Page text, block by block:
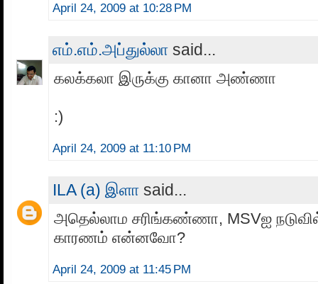
April 24, 2009 at 10:28 PM
எம்.எம்.அப்துல்லா said...
கலக்கலா இருக்கு கானா அண்ணா
:)
April 24, 2009 at 11:10 PM
ILA (a) இளா said...
அதெல்லாம சரிங்கண்ணா, MSVஐ
காரணம் என்னவோ?
April 24, 2009 at 11:45 PM